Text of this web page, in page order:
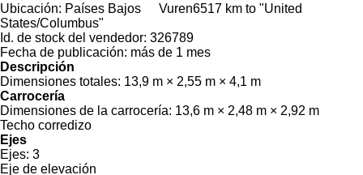
Ubicación: Países Bajos Vuren6517 km to "United
States/Columbus"
Id. de stock del vendedor: 326789
Fecha de publicación: más de 1 mes
Descripción
Dimensiones totales: 13,9 m × 2,55 m × 4,1 m
Carrocería
Dimensiones de la carrocería: 13,6 m × 2,48 m × 2,92 m
Techo corredizo
Ejes
Ejes: 3
Eje de elevación